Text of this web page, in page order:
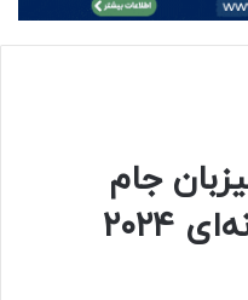
جام
جهانی بازی‌های رایانه‌ای ۲۰۲۴